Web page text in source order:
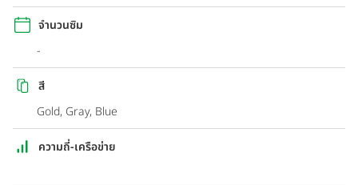
จำนวนซิม
-
สี
Gold, Gray, Blue
ความถี่-เครือข่าย